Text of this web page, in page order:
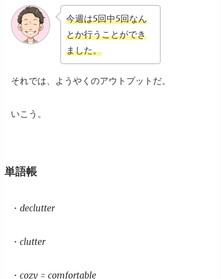
今週は5回中5回なん
とか行うことができ
ました。
それでは、ようやくのアウトプットだ。
いこう。
単語帳
・declutter
・clutter
・cozy = comfortable